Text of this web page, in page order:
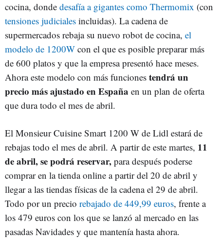
cocina, donde desafía a gigantes como Thermomix (con
tensiones judiciales incluidas). La cadena de
supermercados rebaja su nuevo robot de cocina, el
modelo de 1200W con el que es posible preparar más
de 600 platos y que la empresa presentó hace meses.
Ahora este modelo con más funciones tendrá un
precio más ajustado en España en un plan de oferta
que dura todo el mes de abril.
El Monsieur Cuisine Smart 1200 W de Lidl estará de
rebajas todo el mes de abril. A partir de este martes, 11
de abril, se podrá reservar, para después poderse
comprar en la tienda online a partir del 20 de abril y
llegar a las tiendas físicas de la cadena el 29 de abril.
Todo por un precio rebajado de 449,99 euros, frente a
los 479 euros con los que se lanzó al mercado en las
pasadas Navidades y que mantenía hasta ahora.